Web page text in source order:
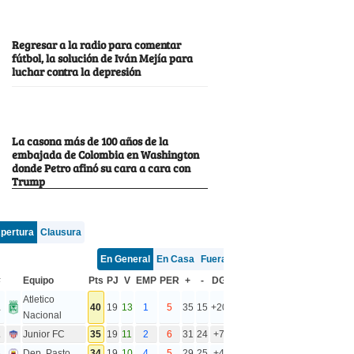
Regresar a la radio para comentar
fútbol, la solución de Iván Mejía para
luchar contra la depresión
La casona más de 100 años de la
embajada de Colombia en Washington
donde Petro afinó su cara a cara con
Trump
Clausura
En General En Casa
Fuera
Equipo Pts PJ V EMP PER + - DG
Atletico
Nacional
40 19 13 1 5 35 15 +20
Junior FC 35 19 11 2 6 31 24 +7